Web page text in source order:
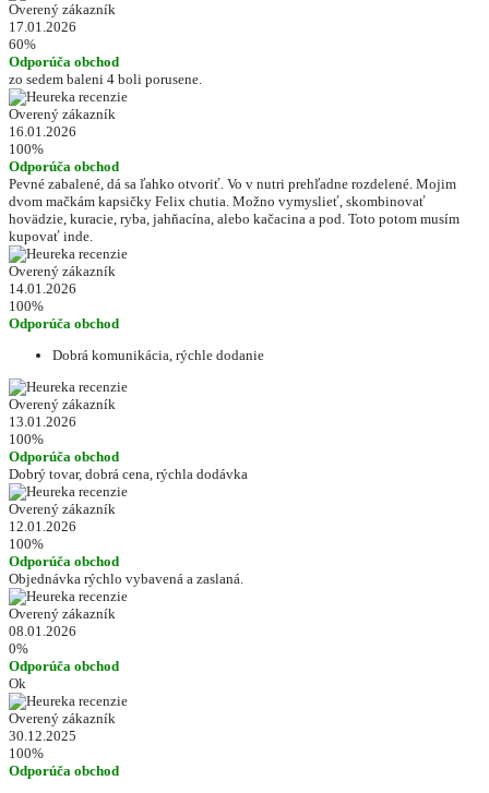
Overený zákazník
17.01.2026
60%
Odporúča obchod
zo sedem baleni 4 boli porusene.
Overený zákazník
16.01.2026
100%
Odporúča obchod
Pevné zabalené, dá sa ľahko otvoriť. Vo v nutri prehľadne rozdelené. Mojim
dvom mačkám kapsičky Felix chutia. Možno vymyslieť, skombinovať
hovädzie, kuracie, ryba, jahňacína, alebo kačacina a pod. Toto potom musím
kupovať inde.
Overený zákazník
14.01.2026
100%
Odporúča obchod
Dobrá komunikácia, rýchle dodanie
Overený zákazník
13.01.2026
100%
Odporúča obchod
Dobrý tovar, dobrá cena, rýchla dodávka
Overený zákazník
12.01.2026
100%
Odporúča obchod
Objednávka rýchlo vybavená a zaslaná.
Overený zákazník
08.01.2026
0%
Odporúča obchod
Ok
Overený zákazník
30.12.2025
100%
Odporúča obchod